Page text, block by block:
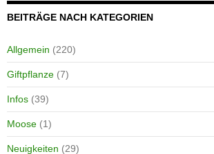
BEITRÄGE NACH KATEGORIEN
Allgemein (220)
Giftpflanze (7)
Infos (39)
Moose (1)
Neuigkeiten (29)